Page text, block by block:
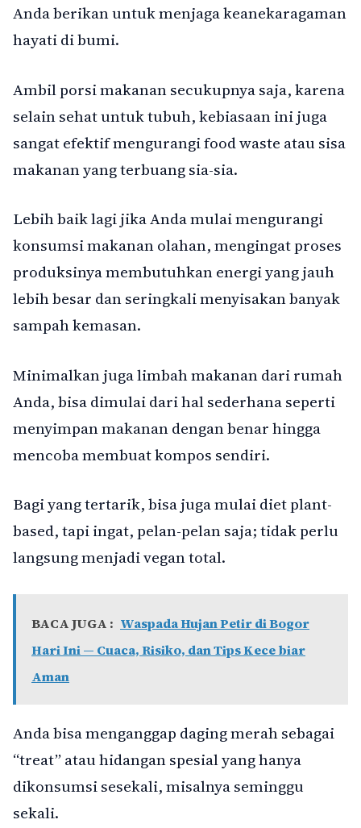
Anda berikan untuk menjaga keanekaragaman
hayati di bumi.
Ambil porsi makanan secukupnya saja, karena
selain sehat untuk tubuh, kebiasaan ini juga
sangat efektif mengurangi food waste atau sisa
makanan yang terbuang sia-sia.
Lebih baik lagi jika Anda mulai mengurangi
konsumsi makanan olahan, mengingat proses
produksinya membutuhkan energi yang jauh
lebih besar dan seringkali menyisakan banyak
sampah kemasan.
Minimalkan juga limbah makanan dari rumah
Anda, bisa dimulai dari hal sederhana seperti
menyimpan makanan dengan benar hingga
mencoba membuat kompos sendiri.
Bagi yang tertarik, bisa juga mulai diet plant-
based, tapi ingat, pelan-pelan saja; tidak perlu
langsung menjadi vegan total.
BACA JUGA : Waspada Hujan Petir di Bogor
Hari Ini — Cuaca, Risiko, dan Tips Kece biar
Aman
Anda bisa menganggap daging merah sebagai
“treat” atau hidangan spesial yang hanya
dikonsumsi sesekali, misalnya seminggu
sekali.